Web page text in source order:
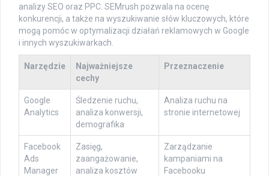
analizy SEO oraz PPC. SEMrush pozwala na ocenę
konkurencji, a także na wyszukiwanie słów kluczowych, które
mogą pomóc w optymalizacji działań reklamowych w Google
i innych wyszukiwarkach.
Narzędzie
Najważniejsze
cechy
Przeznaczenie
Google
Analytics
Śledzenie ruchu,
analiza konwersji,
demografika
Analiza ruchu na
stronie internetowej
Facebook
Ads
Manager
Zasięg,
zaangażowanie,
analiza kosztów
Zarządzanie
kampaniami na
Facebooku